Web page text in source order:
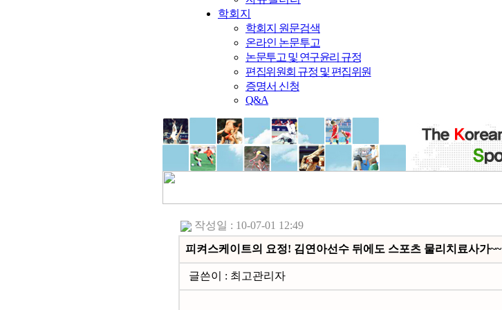
학회지
학회지 원문검색
온라인 논문투고
논문투고 및 연구윤리 규정
편집위원회 규정 및 편집위원
증명서 신청
Q&A
작성일 : 10-07-01 12:49
피켜스케이트의 요정! 김연아선수 뒤에도 스포츠 물리치료사가~~
글쓴이 : 최고관리자